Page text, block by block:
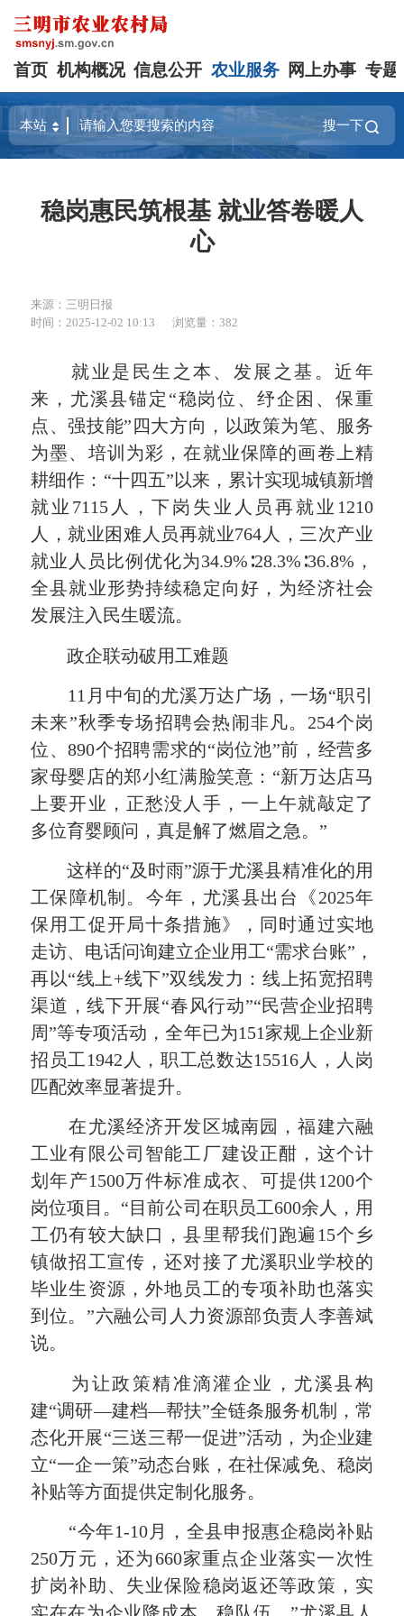
首页 机构概况 信息公开 农业服务 网上办事 专题
搜一下
稳岗惠民筑根基 就业答卷暖人
心
来源：三明日报
时间：2025-12-02 10:13
浏览量：382
就业是民生之本、发展之基。近年
来，尤溪县锚定“稳岗位、纾企困、保重
点、强技能”四大方向，以政策为笔、服务
为墨、培训为彩，在就业保障的画卷上精
耕细作：“十四五”以来，累计实现城镇新增
就业7115人，下岗失业人员再就业1210
人，就业困难人员再就业764人，三次产业
就业人员比例优化为34.9%∶28.3%∶36.8%，
全县就业形势持续稳定向好，为经济社会
发展注入民生暖流。
政企联动破用工难题
11月中旬的尤溪万达广场，一场“职引
未来”秋季专场招聘会热闹非凡。254个岗
位、890个招聘需求的“岗位池”前，经营多
家母婴店的郑小红满脸笑意：“新万达店马
上要开业，正愁没人手，一上午就敲定了
多位育婴顾问，真是解了燃眉之急。”
这样的“及时雨”源于尤溪县精准化的用
工保障机制。今年，尤溪县出台《2025年
保用工促开局十条措施》，同时通过实地
走访、电话问询建立企业用工“需求台账”，
再以“线上+线下”双线发力：线上拓宽招聘
渠道，线下开展“春风行动”“民营企业招聘
周”等专项活动，全年已为151家规上企业新
招员工1942人，职工总数达15516人，人岗
匹配效率显著提升。
在尤溪经济开发区城南园，福建六融
工业有限公司智能工厂建设正酣，这个计
划年产1500万件标准成衣、可提供1200个
岗位项目。“目前公司在职员工600余人，用
工仍有较大缺口，县里帮我们跑遍15个乡
镇做招工宣传，还对接了尤溪职业学校的
毕业生资源，外地员工的专项补助也落实
到位。”六融公司人力资源部负责人李善斌
说。
为让政策精准滴灌企业，尤溪县构
建“调研—建档—帮扶”全链条服务机制，常
态化开展“三送三帮一促进”活动，为企业建
立“一企一策”动态台账，在社保减免、稳岗
补贴等方面提供定制化服务。
“今年1-10月，全县申报惠企稳岗补贴
250万元，还为660家重点企业落实一次性
扩岗补助、失业保险稳岗返还等政策，实